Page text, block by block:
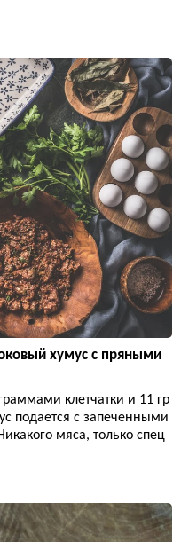
хумус с пряными
клетчатки и 11 гр
подается с запеченными
мяса, только спец